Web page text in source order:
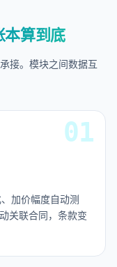
本算到底
接。模块之间数据互
加价幅度自动测
关联合同，条款变